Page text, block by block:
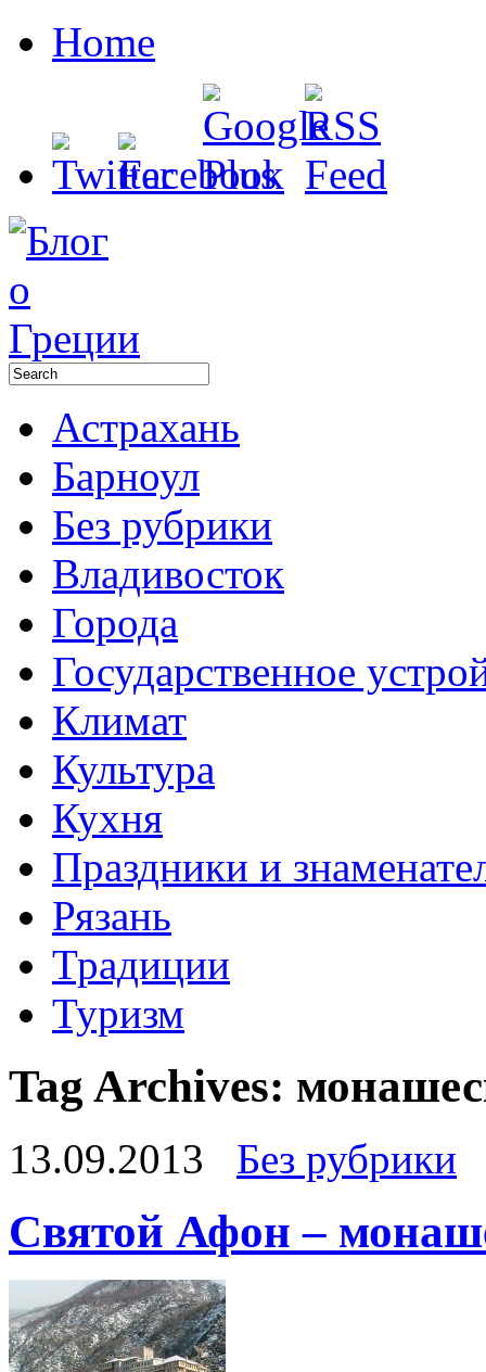
Home
Астрахань
Барноул
Без рубрики
Владивосток
Города
Государственное
Климат
Культура
Кухня
Праздники и
Рязань
Традиции
Туризм
Tag Archives:
13.09.2013 Без рубрики
Святой Афон –